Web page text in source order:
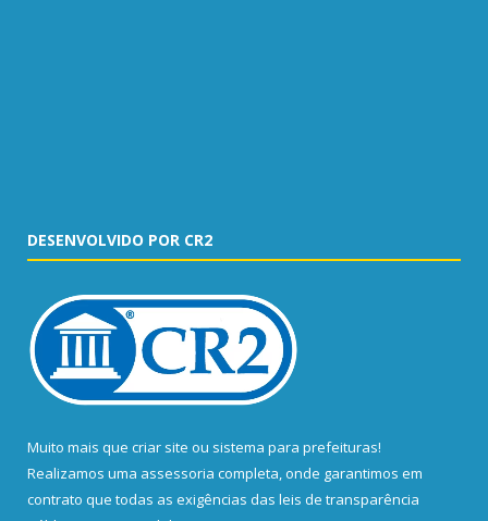
DESENVOLVIDO POR CR2
Muito mais que criar site ou sistema para prefeituras!
Realizamos uma assessoria completa, onde garantimos em
contrato que todas as exigências das leis de transparência